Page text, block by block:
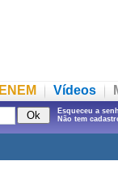
ENEM Vídeos
Esqueceu a
Não tem